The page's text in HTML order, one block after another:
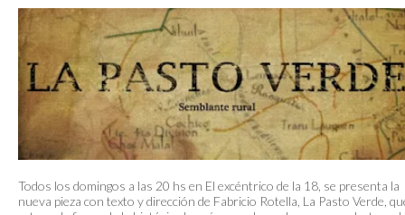
Todos los domingos a las 20 hs en El excéntrico de la 18, se presenta la
nueva pieza con texto y dirección de Fabricio Rotella, La Pasto Verde,